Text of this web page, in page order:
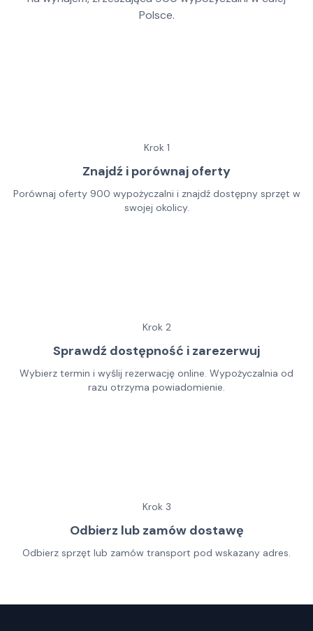
Polsce.
Krok 1
Znajdź i porównaj oferty
Porównaj oferty 900 wypożyczalni i znajdź dostępny sprzęt w
swojej okolicy.
Krok 2
Sprawdź dostępność i zarezerwuj
Wybierz termin i wyślij rezerwację online. Wypożyczalnia od
razu otrzyma powiadomienie.
Krok 3
Odbierz lub zamów dostawę
Odbierz sprzęt lub zamów transport pod wskazany adres.